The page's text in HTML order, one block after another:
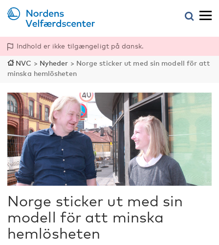
Indhold er ikke tilgængeligt på dansk.
NVC > Nyheder > Norge sticker ut med sin modell för att
minska hemlösheten
Norge sticker ut med sin
modell för att minska
hemlösheten